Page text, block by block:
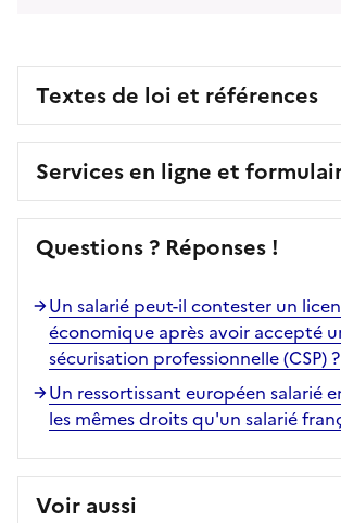
Textes de loi et références
Services en ligne et
Questions ? Réponses !
Un salarié peut-il contester un
économique après avoir accepté
sécurisation professionnelle (CSP) ?
Un ressortissant européen salarié
les mêmes droits qu'un salarié
Voir aussi